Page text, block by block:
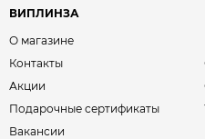
ВИПЛИНЗА
О магазине
Контакты
Акции
Подарочные сертификаты
Вакансии